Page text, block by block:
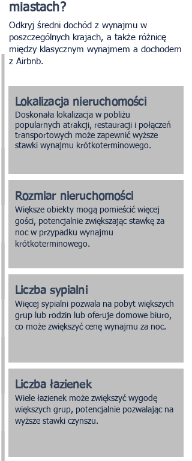
miastach?
Odkryj średni dochód z wynajmu w
poszczególnych krajach, a także różnicę
między klasycznym wynajmem a dochodem
z Airbnb.
Lokalizacja nieruchomości
Doskonała lokalizacja w pobliżu
popularnych atrakcji, restauracji i połączeń
transportowych może zapewnić wyższe
stawki wynajmu krótkoterminowego.
Rozmiar nieruchomości
Większe obiekty mogą pomieścić więcej
gości, potencjalnie zwiększając stawkę za
noc w przypadku wynajmu
krótkoterminowego.
Liczba sypialni
Więcej sypialni pozwala na pobyt większych
grup lub rodzin lub oferuje domowe biuro,
co może zwiększyć cenę wynajmu za noc.
Liczba łazienek
Wiele łazienek może zwiększyć wygodę
większych grup, potencjalnie pozwalając na
wyższe stawki czynszu.